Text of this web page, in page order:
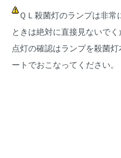
ＱＬ殺菌灯のランプは非
ときは絶対に直接見ないでく
点灯の確認はランプを殺菌
ートでおこなってください。